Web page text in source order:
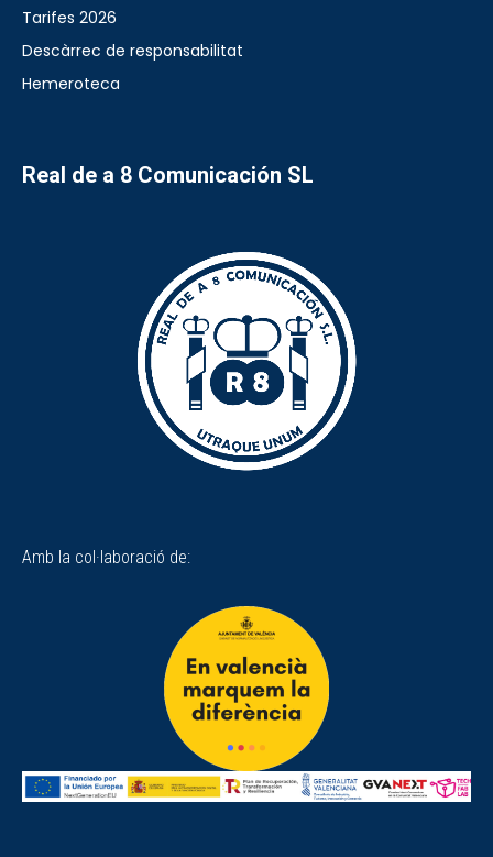
Tarifes 2026
Descàrrec de responsabilitat
Hemeroteca
Real de a 8 Comunicación SL
Amb la col·laboració de: